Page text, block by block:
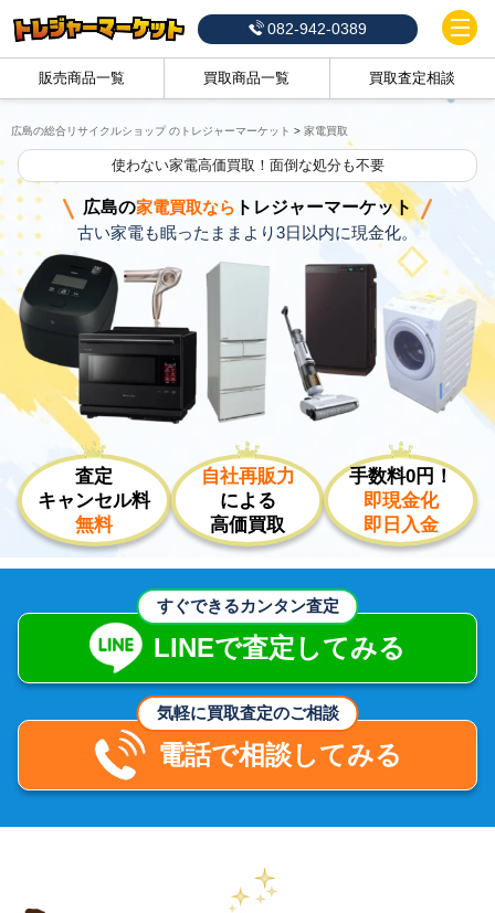
082-942-0389
販売商品一覧 買取商品一覧 買取査定相談
広島の総合リサイクルショップ のトレジャーマーケット > 家電買取
使わない家電高価買取！面倒な処分も不要
広島の家電買取なら トレジャーマーケット
古い家電も眠ったままより3日以内に現金化。
査定
キャンセル料
無料
自社再販力
による
高価買取
手数料0円！
即現金化
即日入金
すぐできるカンタン査定
LINEで査定してみる
気軽に買取査定のご相談
電話で相談してみる